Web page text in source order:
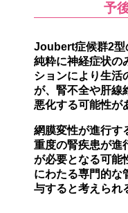
予
Joubert症候群2型
純粋に神経症状の
ションにより生活
が、 腎不全や肝線
悪化する可能性が
網膜変性が進行す
重度の腎疾患が進
が必要となる可能
にわたる専門的な
与すると考えられ